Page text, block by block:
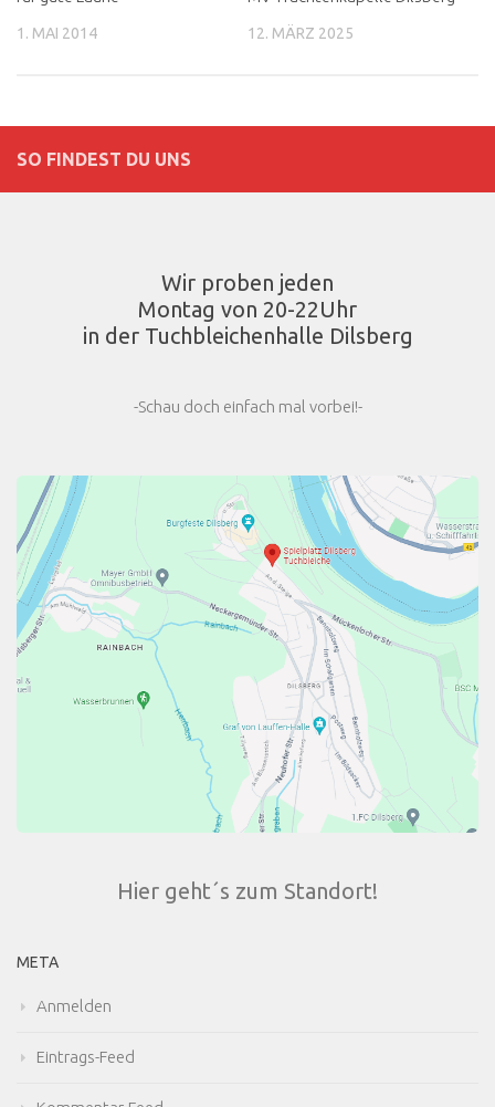
1. MAI 2014 12. MÄRZ 2025
SO FINDEST DU UNS
Wir proben jeden
Montag von 20-22Uhr
in der Tuchbleichenhalle Dilsberg
-Schau doch einfach mal vorbei!-
Hier geht´s zum Standort!
META
Anmelden
Eintrags-Feed